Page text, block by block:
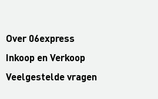
Over 06express
Inkoop en Verkoop
Veelgestelde vragen